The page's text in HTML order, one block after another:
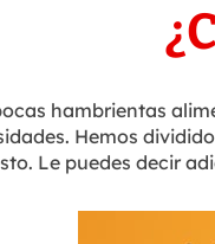
hambrientas
Hemos
Le puedes decir